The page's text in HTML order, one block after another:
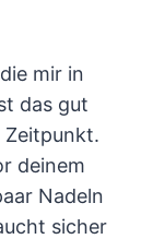
mir in
das gut
Zeitpunkt.
deinem
Nadeln
sicher